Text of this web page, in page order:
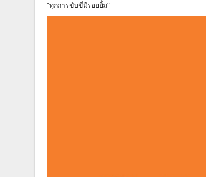
“ทุกการขับขี่มีรอยยิ้ม”